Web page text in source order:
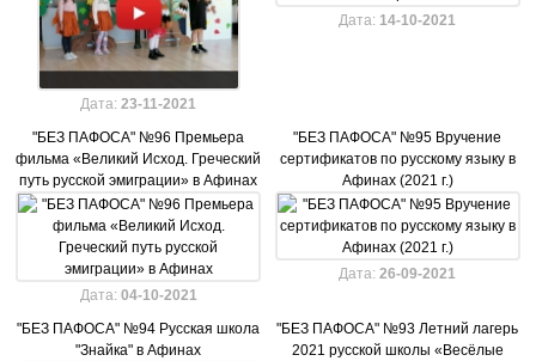
Дата:23-11-2021
Дата: 14-10-2021
"БЕЗ ПАФОСА" №96 Премьера
фильма «Великий Исход. Греческий
путь русской эмиграции» в Афинах
Дата: 04-10-2021
"БЕЗ ПАФОСА" №95 Вручение
сертификатов по русскому языку в
Афинах (2021 г.)
Дата:26-09-2021
"БЕЗ ПАФОСА" №94 Русская школа
"Знайка" в Афинах
"БЕЗ ПАФОСА" №93 Летний лагерь
2021 русской школы «Весёлые